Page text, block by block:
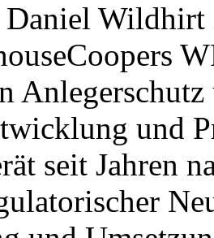
Wildhirt
und
seit Jahren